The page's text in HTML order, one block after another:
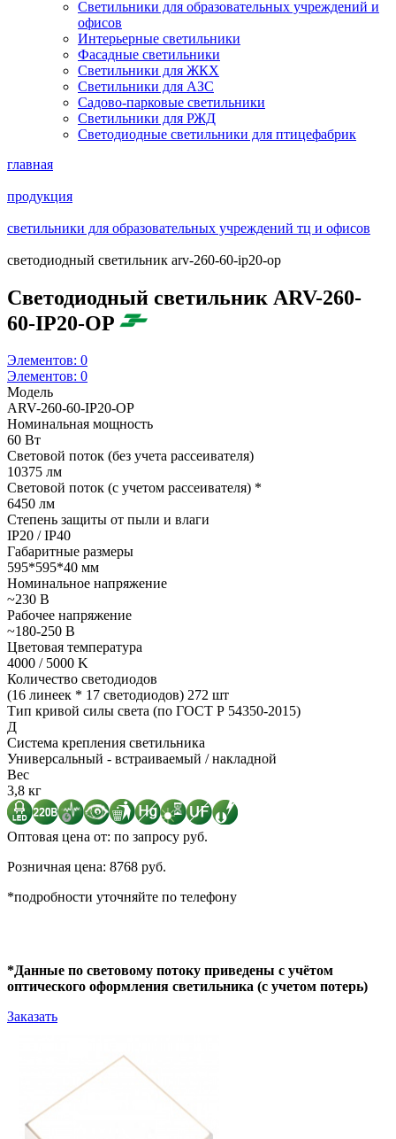
Светильники для образовательных учреждений и
офисов
Интерьерные светильники
Фасадные светильники
Светильники для ЖКХ
Светильники для АЗС
Садово-парковые светильники
Светильники для РЖД
Светодиодные светильники для птицефабрик
главная
продукция
светильники для образовательных учреждений тц и офисов
светодиодный светильник arv-260-60-ip20-op
Светодиодный светильник ARV-260-
60-IP20-OP
Элементов: 0
Элементов: 0
Модель
ARV-260-60-IP20-OP
Номинальная мощность
60 Вт
Световой поток (без учета рассеивателя)
10375 лм
Световой поток (с учетом рассеивателя) *
6450 лм
Степень защиты от пыли и влаги
IP20 / IP40
Габаритные размеры
595*595*40 мм
Номинальное напряжение
~230 В
Рабочее напряжение
~180-250 В
Цветовая температура
4000 / 5000 K
Количество светодиодов
(16 линеек * 17 светодиодов) 272 шт
Тип кривой силы света (по ГОСТ Р 54350-2015)
Д
Система крепления светильника
Универсальный - встраиваемый / накладной
Вес
3,8 кг
Оптовая цена от: по запросу руб.
Розничная цена: 8768 руб.
*подробности уточняйте по телефону
*Данные по световому потоку приведены с учётом
оптического оформления светильника (с учетом потерь)
Заказать